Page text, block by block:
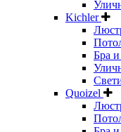
Kichler
Бра
Quoizel